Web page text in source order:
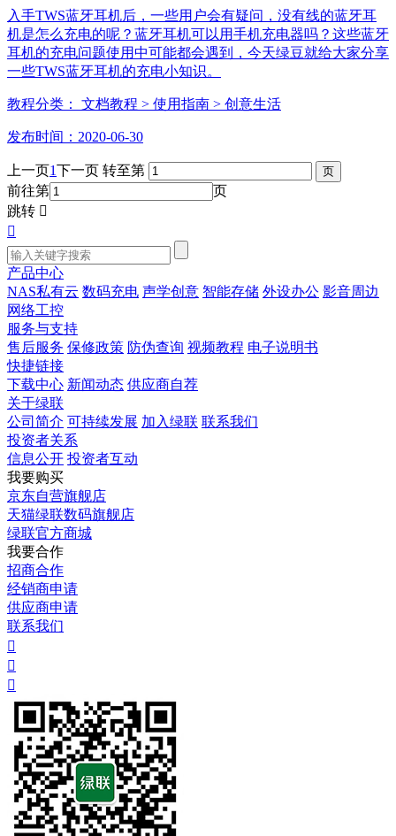
入手TWS蓝牙耳机后，一些用户会有疑问，没有线的蓝牙耳
机是怎么充电的呢？蓝牙耳机可以用手机充电器吗？这些蓝牙
耳机的充电问题使用中可能都会遇到，今天绿豆就给大家分享
一些TWS蓝牙耳机的充电小知识。
教程分类： 文档教程 > 使用指南 > 创意生活
发布时间：2020-06-30
上一页1下一页 转至第
前往第
页
跳转 

产品中心
NAS私有云 数码充电 声学创意 智能存储 外设办公 影音周边
网络工控
服务与支持
售后服务 保修政策 防伪查询 视频教程 电子说明书
快捷链接
下载中心 新闻动态 供应商自荐
关于绿联
公司简介 可持续发展 加入绿联 联系我们
投资者关系
信息公开 投资者互动
我要购买
京东自营旗舰店
天猫绿联数码旗舰店
绿联官方商城
我要合作
招商合作
经销商申请
供应商申请
联系我们


